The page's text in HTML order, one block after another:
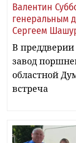
Валентин
генеральным
Сергеем
В
завод
областной
встреча